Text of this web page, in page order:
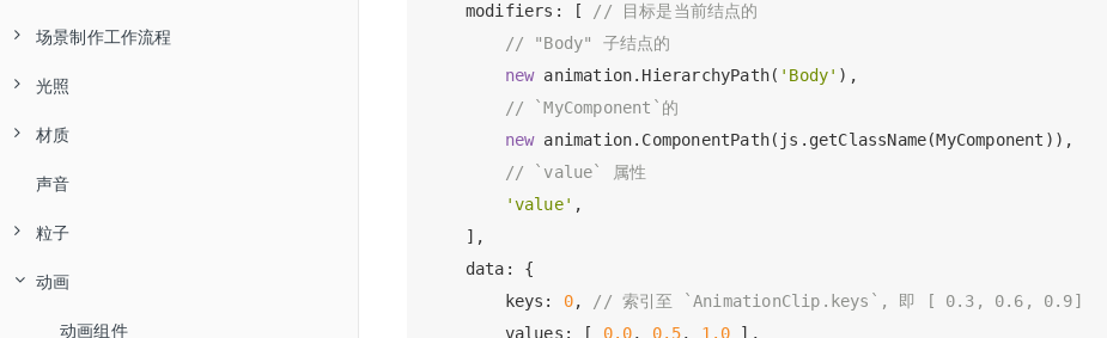
引擎定制工作流程
编辑动画曲线
动画事件
命令行发布项目
定制项目的构建模版
扩展构建流程
构建流程简介与常见错误处理
发布到 web 平台
发布到原生平台
安装配置原生环境
发布到支付宝小游戏
图形渲染
场景制作工作流程
节点和组件
坐标系和节点变换
节点层级和显示顺序
使用场景编辑器搭建场景
天空盒
全局雾
光照
基于物理的光照
主方向光
球面光
聚光灯
环境光
材质
YAML 101
Effect Syntax
Pass Params
Builtin Shader Uniforms
声音
粒子
粒子系统模块
主模块(ParticleSystem)
动画
动画组件
    modifiers: [
// 目标是当前结点的
// "Body" 子结点的
new animation.HierarchyPath( 'Body' ),
// `MyComponent`的
new animation.ComponentPath(js.getClassName(MyComponent)),
// `value` 属性
'value' ,
    ],
    data: {
        keys:
0, // 索引至 `AnimationClip.keys`, 即 [ 0.3, 0.6, 0.9]
        values: [
0.0, 0.5, 1.0 ],